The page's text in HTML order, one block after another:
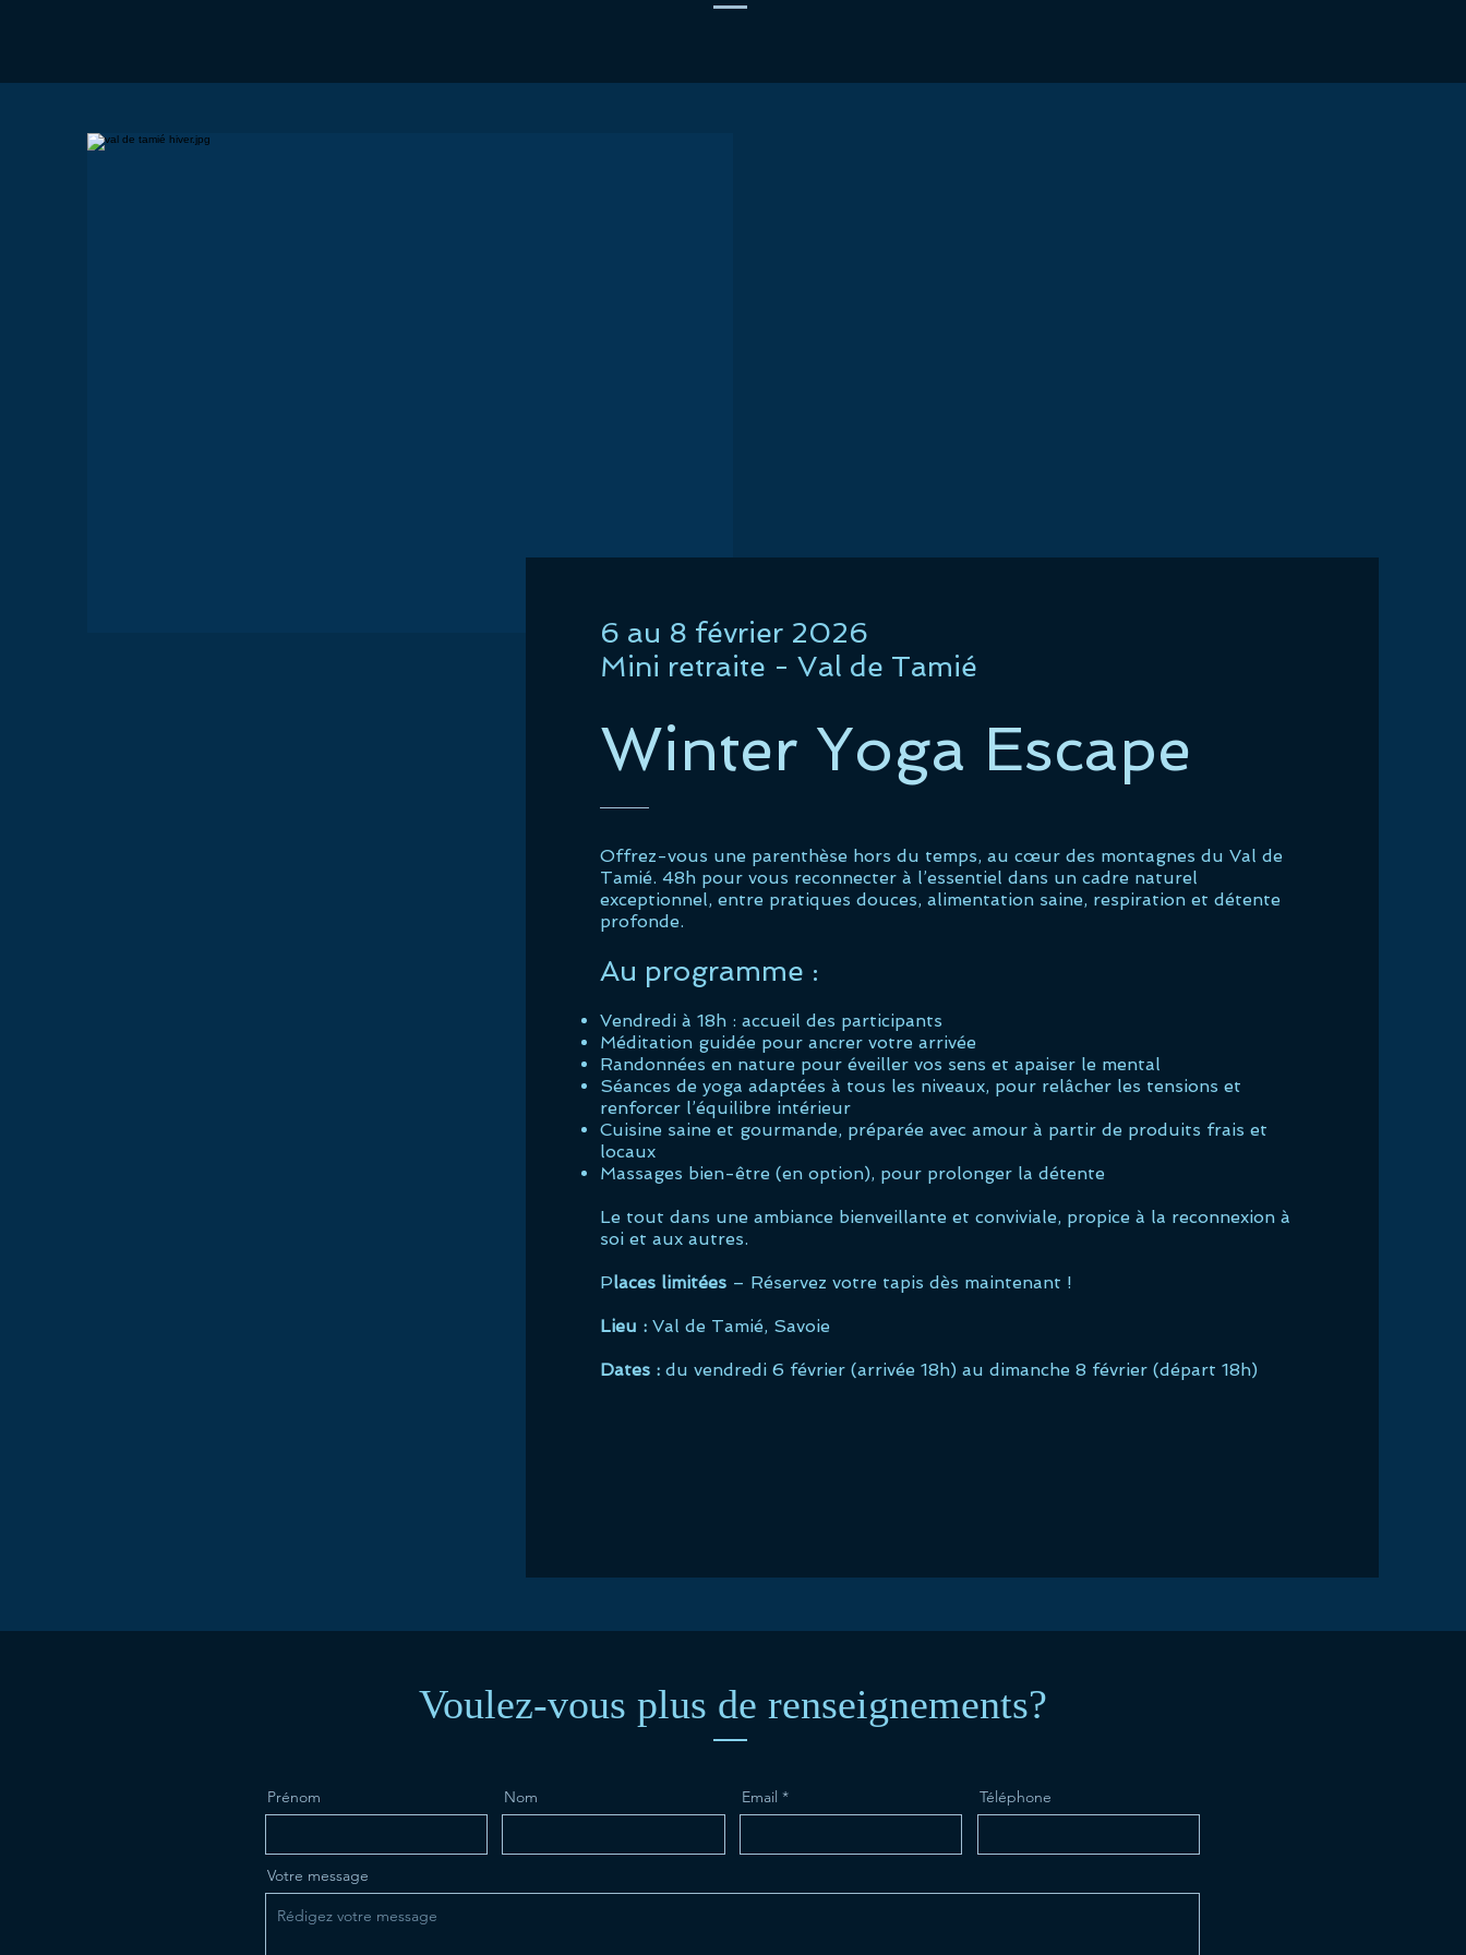
6 au 8 février 2026
Mini retraite - Val de Tamié
Winter Yoga Escape
Offrez-vous une parenthèse hors du temps, au cœur des montagnes du Val de
Tamié. 48h pour vous reconnecter à l’essentiel dans un cadre naturel
exceptionnel, entre pratiques douces, alimentation saine, respiration et détente
profonde.
Au programme :
Vendredi à 18h : accueil des participants
Méditation guidée pour ancrer votre arrivée
Randonnées en nature pour éveiller vos sens et apaiser le mental
Séances de yoga adaptées à tous les niveaux, pour relâcher les tensions et
renforcer l’équilibre intérieur
Cuisine saine et gourmande, préparée avec amour à partir de produits frais et
locaux
Massages bien-être (en option), pour prolonger la détente
Le tout dans une ambiance bienveillante et conviviale, propice à la reconnexion à
soi et aux autres.
Places limitées– Réservez votre tapis dès maintenant !
Lieu :Val de Tamié, Savoie
Dates :du vendredi 6 février (arrivée 18h) au dimanche 8 février (départ 18h)
Voulez-vous plus de renseignements?
Prénom Nom Email Téléphone
Votre message